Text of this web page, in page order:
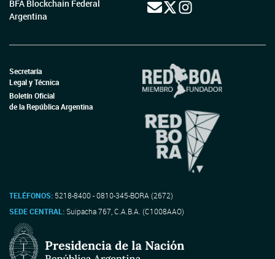
BFA Blockchain Federal
Argentina
Secretaría
Legal y Técnica
Boletín Oficial
de la República Argentina
TELÉFONOS: 5218-8400 - 0810-345-BORA (2672)
SEDE CENTRAL:Suipacha 767, C.A.B.A. (C1008AAO)